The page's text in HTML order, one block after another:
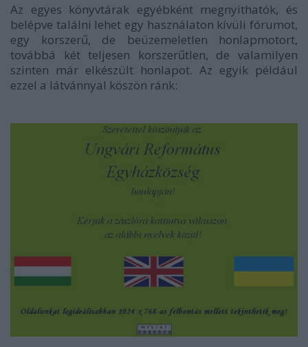
Az egyes könyvtárak egyébként megnyithatók, és
belépve találni lehet egy használaton kívüli fórumot,
egy korszerű, de beüzemeletlen honlapmotort,
továbbá két teljesen korszerűtlen, de valamilyen
szinten már elkészült honlapot. Az egyik például
ezzel a látvánnyal köszön ránk: